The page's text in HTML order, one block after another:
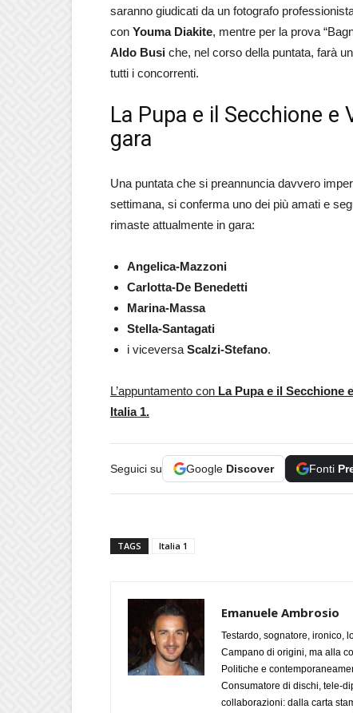
saranno giudicati da un fotografo
con Youma Diakite, mentre per la prova
Aldo Busi che, nel corso della puntata, farà
tutti i concorrenti.
La Pupa e il Secchione
gara
Una puntata che si preannuncia davvero
settimana, si conferma uno dei più amati e
rimaste attualmente in gara:
Angelica-Mazzoni
Carlotta-De Benedetti
Marina-Massa
Stella-Santagati
i viceversa Scalzi-Stefano.
L’appuntamento con La Pupa e il Secchione
Italia 1.
Seguici su Google Discover Fonti
TAGS Italia 1
Emanuele Ambrosio
Testardo, sognatore, ironico,
Campano di origini, ma alla
Politiche e
Consumatore di dischi, tele-
collaborazioni: dalla carta